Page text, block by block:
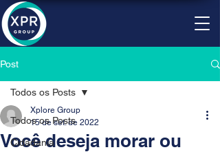
Post
Todos os Posts
Cidadania
Todos os Posts
Você deseja morar ou
Xplore Group
15 de set. de 2022